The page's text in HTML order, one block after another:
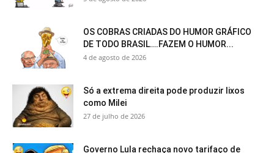
OS COBRAS CRIADAS DO HUMOR GRÁFICO
DE TODO BRASIL….FAZEM O HUMOR...
4 de agosto de 2026
Só a extrema direita pode produzir lixos
como Milei
27 de julho de 2026
Governo Lula rechaça novo tarifaço de